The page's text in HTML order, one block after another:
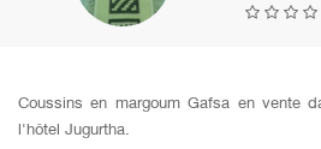
Coussins en margoum Gafsa en vente
l'hôtel Jugurtha.